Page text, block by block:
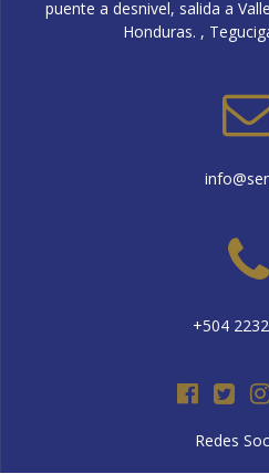
puente a desnivel, salida a
Honduras. ,
+504
Redes